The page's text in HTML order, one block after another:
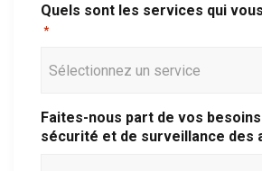
Quels sont les services qui
*
Sélectionnez un service
Faites-nous part de vos
sécurité et de surveillance des